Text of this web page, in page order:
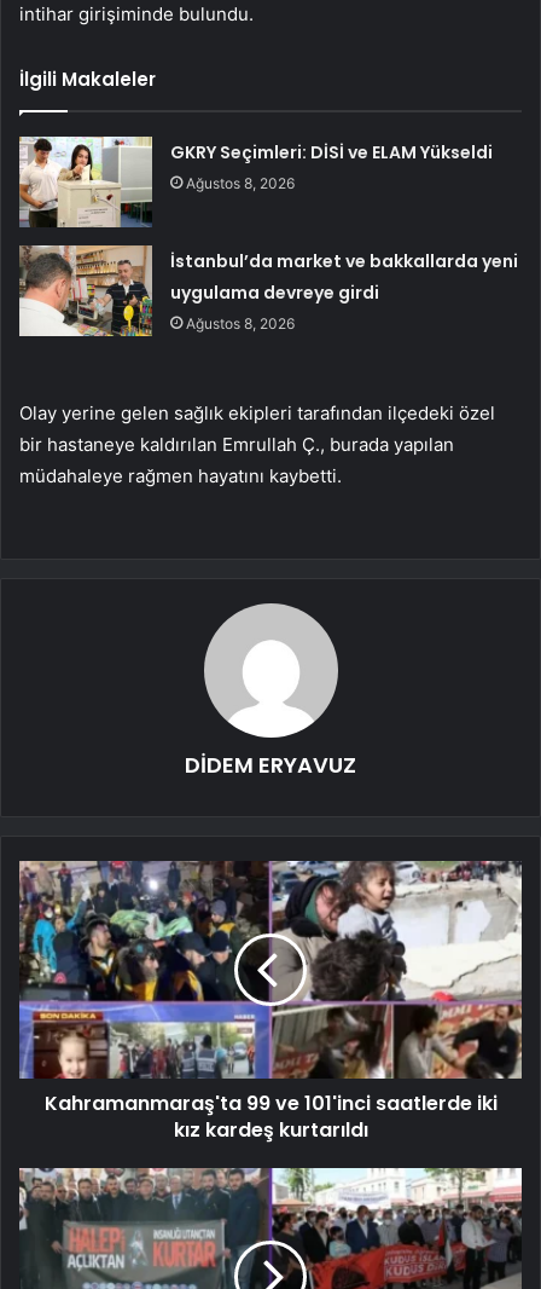
intihar girişiminde bulundu.
İlgili Makaleler
GKRY Seçimleri: DİSİ ve ELAM Yükseldi
Ağustos 8, 2026
İstanbul’da market ve bakkallarda yeni
uygulama devreye girdi
Ağustos 8, 2026
Olay yerine gelen sağlık ekipleri tarafından ilçedeki özel
bir hastaneye kaldırılan Emrullah Ç., burada yapılan
müdahaleye rağmen hayatını kaybetti.
DİDEM ERYAVUZ
Kahramanmaraş'ta 99 ve 101'inci saatlerde iki
kız kardeş kurtarıldı